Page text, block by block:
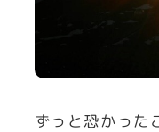
ずっと恐かった